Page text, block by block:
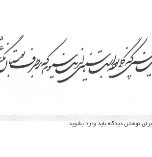
برای نوشتن دیدگاه باید وارد بشوید.